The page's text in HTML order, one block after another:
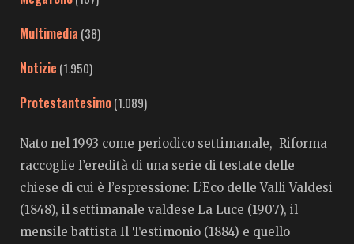
Multimedia (38)
Notizie (1.950)
Protestantesimo(1.089)
Nato nel 1993 come periodico settimanale, Riforma
raccoglie l’eredità di una serie di testate delle
chiese di cui è l’espressione: L’Eco delle Valli Valdesi
(1848), il settimanale valdese La Luce (1907), il
mensile battista Il Testimonio (1884) e quello